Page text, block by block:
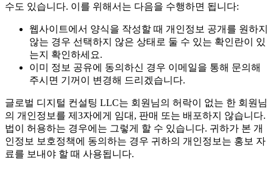
수도 있습니다. 이를 위해서는 다음을 수행하면 됩니다:
웹사이트에서 양식을 작성할 때 개인정보 공개를 원하지
않는 경우 선택하지 않은 상태로 둘 수 있는 확인란이 있
는지 확인하세요.
이미 정보 공유에 동의하신 경우 이메일을 통해 문의해
주시면 기꺼이 변경해 드리겠습니다.
글로벌 디지털 컨설팅 LLC는 회원님의 허락이 없는 한 회원님
의 개인정보를 제3자에게 임대, 판매 또는 배포하지 않습니다.
법이 허용하는 경우에는 그렇게 할 수 있습니다. 귀하가 본 개
인정보 보호정책에 동의하는 경우 귀하의 개인정보는 홍보 자
료를 보내야 할 때 사용됩니다.